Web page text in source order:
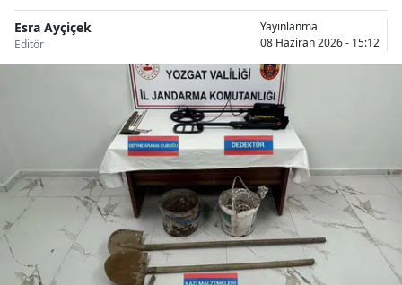
Aydın
Bitlis
Bolu
Burdur
Esra Ayçiçek
Editör
Yayınlanma
08 Haziran 2026 - 15:12